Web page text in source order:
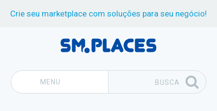
Crie seu marketplace com soluções para seu negócio!
MENU BUSCA